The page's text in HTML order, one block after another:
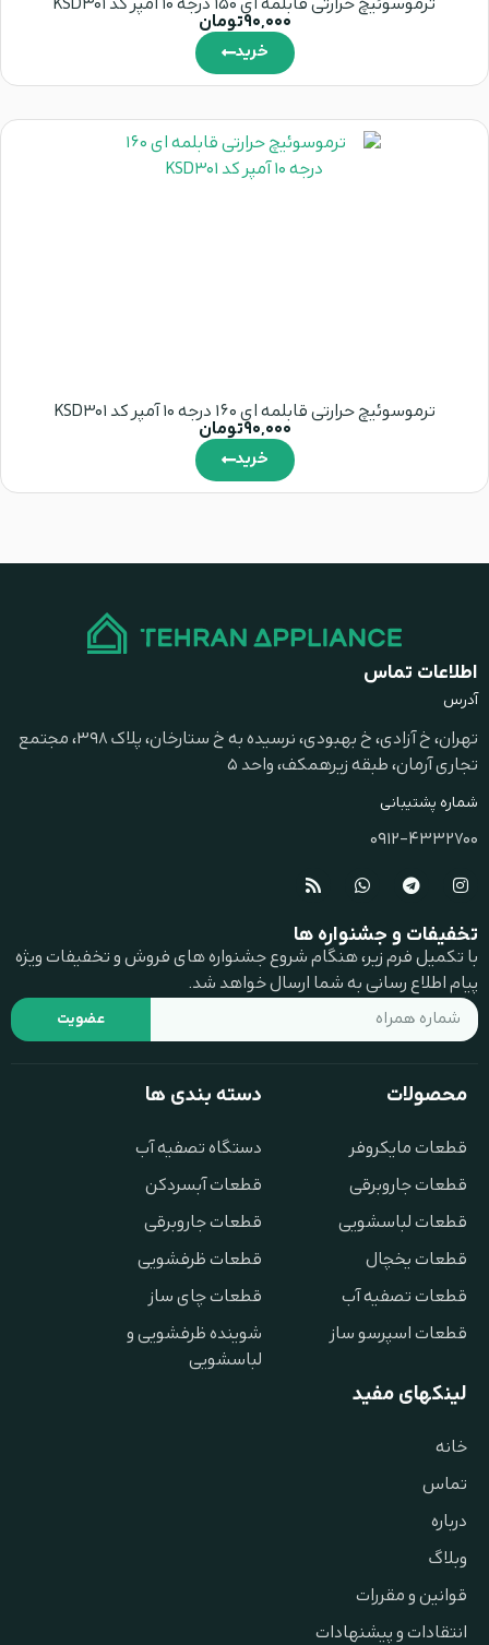
90,000تومان
خرید
ترموسوئیچ حرارتی قابلمه ای 160 درجه 10 آمپر کد KSD301
90,000تومان
خرید
اطلاعات تماس
آدرس
تهران، خ آزادی، خ بهبودی، نرسیده به خ ستارخان، پلاک ۳۹۸، مجتمع
تجاری آرمان، طبقه زیرهمکف، واحد 5
شماره پشتیبانی
0912-4332700
تخفیفات و جشنواره ها
با تکمیل فرم زیر، هنگام شروع جشنواره های فروش و تخفیفات ویژه
پیام اطلاع رسانی به شما ارسال خواهد شد.
عضویت
محصولات
قطعات مایکروفر
قطعات جاروبرقی
قطعات لباسشویی
قطعات یخچال
قطعات تصفیه آب
قطعات اسپرسو ساز
دسته بندی ها
دستگاه تصفیه آب
قطعات آبسردکن
قطعات جاروبرقی
قطعات ظرفشویی
قطعات چای ساز
شوینده ظرفشویی و
لباسشویی
لینکهای مفید
خانه
تماس
درباره
وبلاگ
قوانین و مقررات
انتقادات و پیشنهادات